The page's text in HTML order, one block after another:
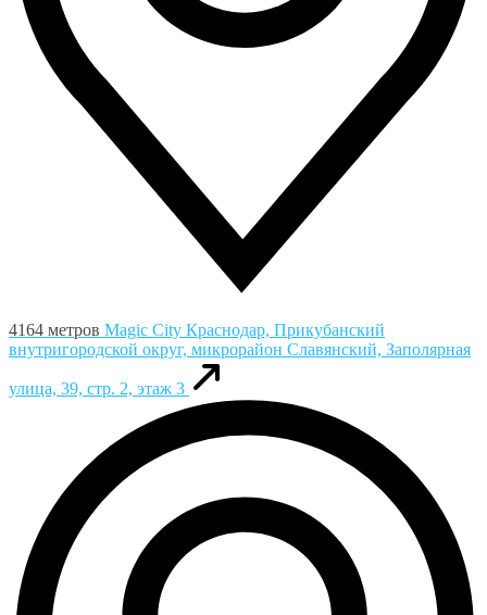
4164 метров Magic City Краснодар, Прикубанский
внутригородской округ, микрорайон Славянский, Заполярная
улица, 39, стр. 2, этаж 3